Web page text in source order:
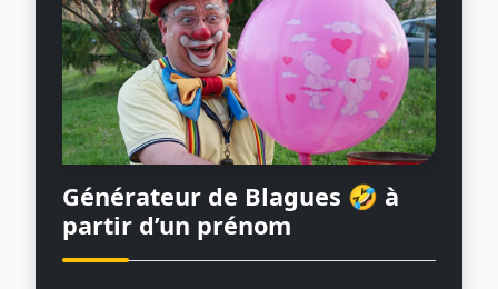
Générateur de Blagues 🤣 à
partir d’un prénom